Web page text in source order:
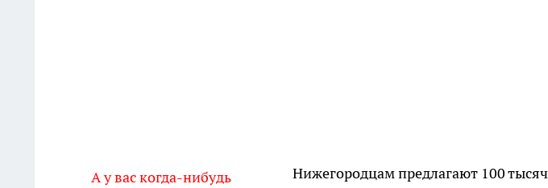
А у вас когда-нибудь
Нижегородцам предлагают 100